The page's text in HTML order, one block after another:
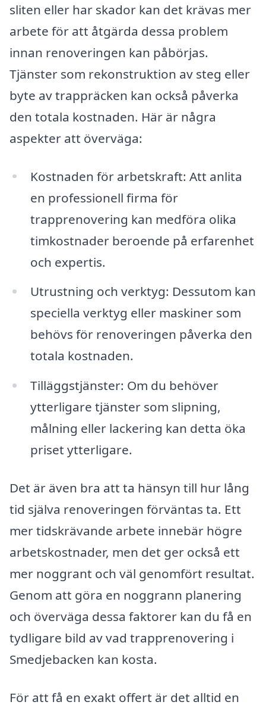
sliten eller har skador kan det krävas mer
arbete för att åtgärda dessa problem
innan renoveringen kan påbörjas.
Tjänster som rekonstruktion av steg eller
byte av trappräcken kan också påverka
den totala kostnaden. Här är några
aspekter att överväga:
Kostnaden för arbetskraft: Att anlita
en professionell firma för
trapprenovering kan medföra olika
timkostnader beroende på erfarenhet
och expertis.
Utrustning och verktyg: Dessutom kan
speciella verktyg eller maskiner som
behövs för renoveringen påverka den
totala kostnaden.
Tilläggstjänster: Om du behöver
ytterligare tjänster som slipning,
målning eller lackering kan detta öka
priset ytterligare.
Det är även bra att ta hänsyn till hur lång
tid själva renoveringen förväntas ta. Ett
mer tidskrävande arbete innebär högre
arbetskostnader, men det ger också ett
mer noggrant och väl genomfört resultat.
Genom att göra en noggrann planering
och överväga dessa faktorer kan du få en
tydligare bild av vad trapprenovering i
Smedjebacken kan kosta.
För att få en exakt offert är det alltid en